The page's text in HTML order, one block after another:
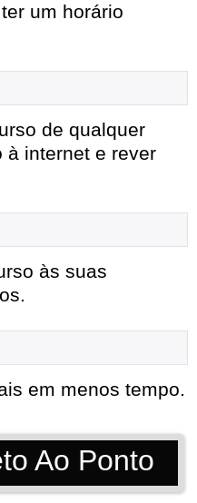
um horário
de qualquer
à internet e rever
às suas
em menos tempo.
Ao Ponto